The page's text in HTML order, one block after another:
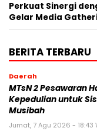
Perkuat Sinergi
Gelar Media
BERITA TERBARU
Daerah
MTsN 2 Pesawaran
Kepedulian untuk
Musibah
Jumat, 7 Agu 2026 - 18:43